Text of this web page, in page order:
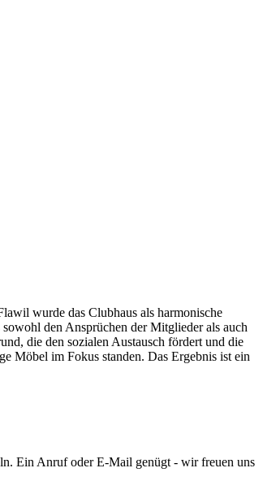
wurde das Clubhaus als harmonische
den Ansprüchen der Mitglieder als auch
die den sozialen Austausch fördert und die
Möbel im Fokus standen. Das Ergebnis ist ein
Ein Anruf oder E-Mail genügt - wir freuen uns